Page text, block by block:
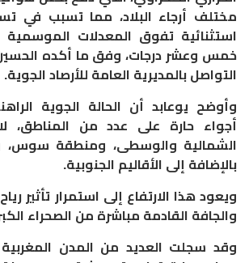
مختلف أرجاء البلاد، مما تسبب في
استثنائية تفوق المعدلات الموسمية
خمس وعشر درجات، وفق ما أكده
التواصل بالمديرية العامة للأرصاد الجوية.
​وأوضح يوعابد أن الحالة الجوية
أجواء حارة على عدد من المناطق،
الشمالية والوسطى، ومنطقة سوس،
بالإضافة إلى الأقاليم الجنوبية.
ويعود هذا الارتفاع إلى استمرار تأثير
والجافة القادمة مباشرة من الصحراء
​وقد سجلت العديد من المدن